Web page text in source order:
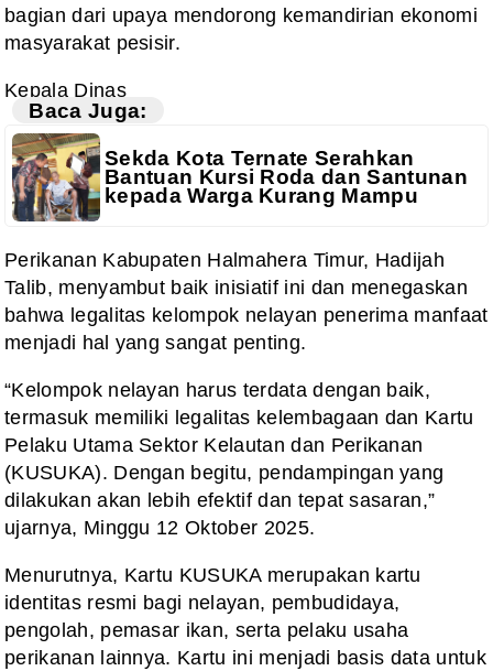
bagian dari upaya mendorong kemandirian ekonomi
masyarakat pesisir.
Kepala Dinas
Baca Juga:
Sekda Kota Ternate Serahkan
Bantuan Kursi Roda dan Santunan
kepada Warga Kurang Mampu
Perikanan Kabupaten Halmahera Timur, Hadijah
Talib, menyambut baik inisiatif ini dan menegaskan
bahwa legalitas kelompok nelayan penerima manfaat
menjadi hal yang sangat penting.
“Kelompok nelayan harus terdata dengan baik,
termasuk memiliki legalitas kelembagaan dan Kartu
Pelaku Utama Sektor Kelautan dan Perikanan
(KUSUKA). Dengan begitu, pendampingan yang
dilakukan akan lebih efektif dan tepat sasaran,”
ujarnya, Minggu 12 Oktober 2025.
Menurutnya, Kartu KUSUKA merupakan kartu
identitas resmi bagi nelayan, pembudidaya,
pengolah, pemasar ikan, serta pelaku usaha
perikanan lainnya. Kartu ini menjadi basis data untuk